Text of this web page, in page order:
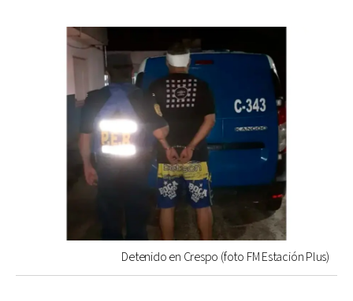
Detenido en Crespo (foto FM Estación Plus)